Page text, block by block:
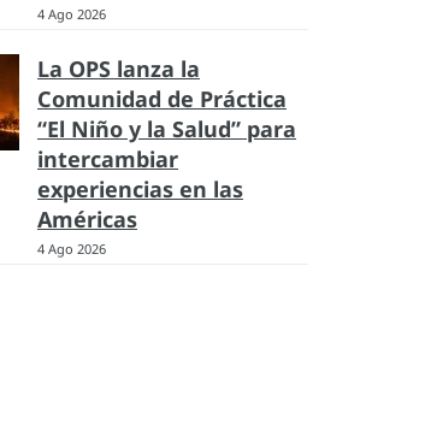
4 Ago 2026
La OPS lanza la
Comunidad de Práctica
“El Niño y la Salud” para
intercambiar
experiencias en las
Américas
4 Ago 2026